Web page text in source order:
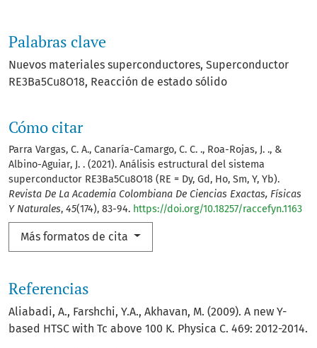
Palabras clave
Nuevos materiales superconductores Superconductor
RE3Ba5Cu8O18 Reacción de estado sólido
Cómo citar
Parra Vargas, C. A., Canaría-Camargo, C. C. ., Roa-Rojas, J. ., &
Albino-Aguiar, J. . (2021). Análisis estructural del sistema
superconductor RE3Ba5Cu8O18 (RE = Dy, Gd, Ho, Sm, Y, Yb).
Revista De La Academia Colombiana De Ciencias Exactas, Físicas
Y Naturales, 45(174), 83-94. https://doi.org/10.18257/raccefyn.1163
Más formatos de cita
Referencias
Aliabadi, A., Farshchi, Y.A., Akhavan, M. (2009). A new Y-
based HTSC with Tc above 100 K. Physica C. 469: 2012-2014.